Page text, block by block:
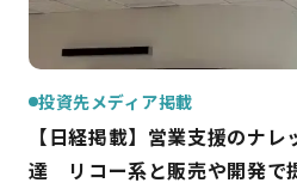
投資先メディア掲載
【日経掲載】営業支援のナ
達 リコー系と販売や開発で